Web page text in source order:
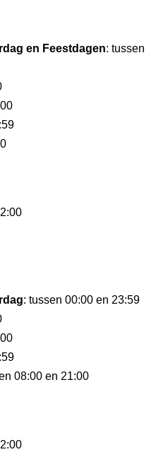
en Feestdagen: tussen
: tussen 00:00 en 23:59
08:00 en 21:00